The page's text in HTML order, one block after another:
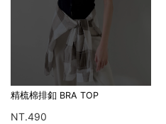
精梳棉排釦 BRA TOP
NT.490